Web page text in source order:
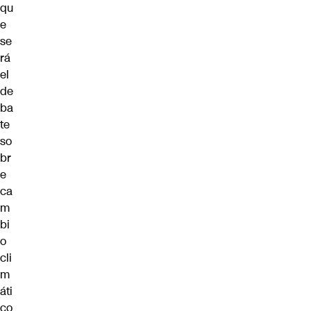
qu
e
se
rá
el
de
ba
te
so
br
e
ca
m
bi
o
cli
m
áti
co